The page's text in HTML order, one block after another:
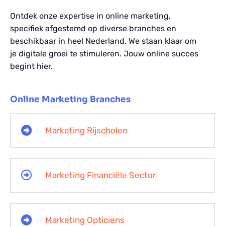
Ontdek onze expertise in online marketing,
specifiek afgestemd op diverse branches en
beschikbaar in heel Nederland. We staan klaar om
je digitale groei te stimuleren. Jouw online succes
begint hier.
Online Marketing Branches
Marketing Rijscholen
Marketing Financiële Sector
Marketing Opticiens